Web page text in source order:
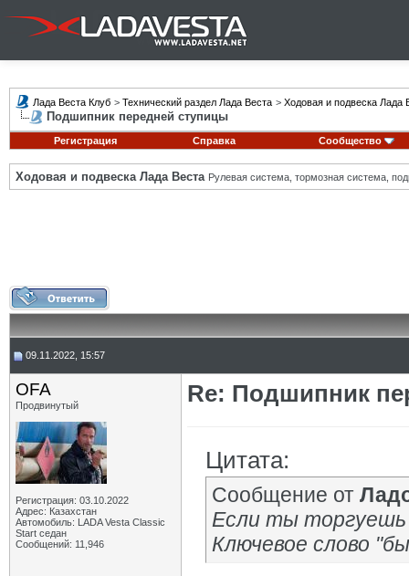
Лада Веста Клуб > Технический раздел Лада Веста > Ходовая и подвеска Лада
Подшипник передней ступицы
Регистрация Справка Сообщество
Ходовая и подвеска Лада Веста Рулевая система, тормозная система,
09.11.2022, 15:57
OFA
Продвинутый
Регистрация: 03.10.2022
Адрес: Казахстан
Автомобиль: LADA Vesta Classic
Start седан
Сообщений: 11,946
Re: Подшипник
Цитата:
Сообщение от
Если ты торгуешь
Ключевое слово